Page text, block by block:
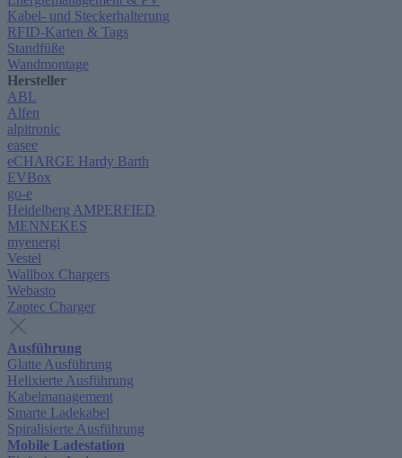
Kabel- und Steckerhalterung
RFID-Karten & Tags
Standfüße
Wandmontage
Hersteller
ABL
Alfen
alpitronic
easee
eCHARGE Hardy Barth
EVBox
go-e
Heidelberg AMPERFIED
MENNEKES
myenergi
Vestel
Wallbox Chargers
Webasto
Zaptec Charger
Ausführung
Glatte Ausführung
Helixierte Ausführung
Kabelmanagement
Smarte Ladekabel
Spiralisierte Ausführung
Mobile Ladestation